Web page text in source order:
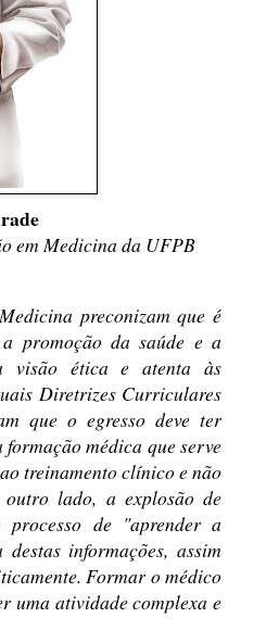
em Medicina da UFPB
preconizam que é
promoção da saúde e a
visão ética e atenta às
Diretrizes Curriculares
que o egresso deve ter
médica que serve
treinamento clínico e não
lado, a explosão de
de "aprender a
informações, assim
Formar o médico
uma atividade complexa e